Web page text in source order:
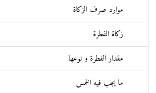
موارد صرف الزكاة
زکاة الفطرة
مقدار الفطرة و نوعها
ما يجب فيه الخمس